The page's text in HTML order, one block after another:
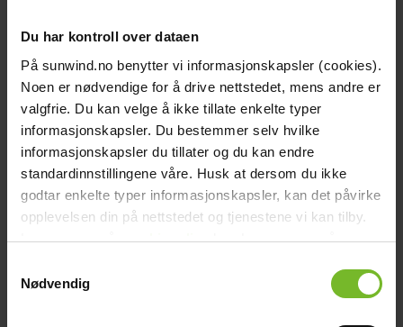
Du har kontroll over dataen
På sunwind.no benytter vi informasjonskapsler (cookies).
Noen er nødvendige for å drive nettstedet, mens andre er
valgfrie. Du kan velge å ikke tillate enkelte typer
informasjonskapsler. Du bestemmer selv hvilke
informasjonskapsler du tillater og du kan endre
standardinnstillingene våre. Husk at dersom du ikke
godtar enkelte typer informasjonskapsler, kan det påvirke
opplevelsen din på nettstedet og tjenestene vi kan tilby.
Les mer om vårcookiepolicyher. Les mer om våre
Nødvendig
När du beställer på nätet
Click & Collect
Fraktfritt till våra återförsäljare